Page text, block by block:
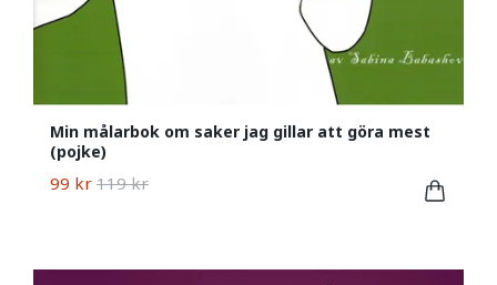
Min målarbok om saker jag gillar att göra mest
(pojke)
99 kr 119 kr